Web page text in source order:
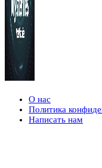
О нас
Политика
Написать нам